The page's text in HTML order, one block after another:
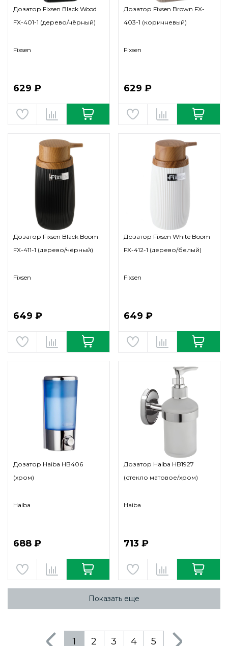
Дозатор Fixsen Black Wood
FX-401-1 (дерево/чёрный)
Fixsen
629 ₽
Дозатор Fixsen Brown FX-
403-1 (коричневый)
Fixsen
629 ₽
Дозатор Fixsen Black Boom
FX-411-1 (дерево/чёрный)
Fixsen
649 ₽
Дозатор Fixsen White Boom
FX-412-1 (дерево/белый)
Fixsen
649 ₽
Дозатор Haiba HB406
(хром)
Haiba
688 ₽
Дозатор Haiba HB1927
(стекло матовое/хром)
Haiba
713 ₽
Показать еще
1 2 3 4 5